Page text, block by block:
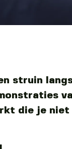
struin
die je